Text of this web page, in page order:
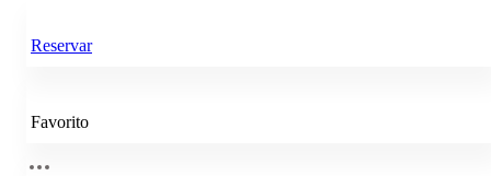
Reservar
Favorito